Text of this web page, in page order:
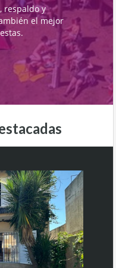
respaldo y
el mejor
VENTA
VENTA